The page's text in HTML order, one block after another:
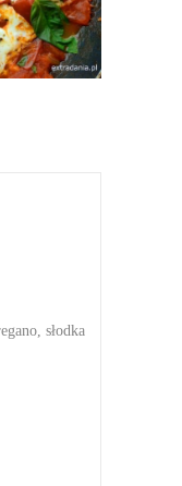
słodka